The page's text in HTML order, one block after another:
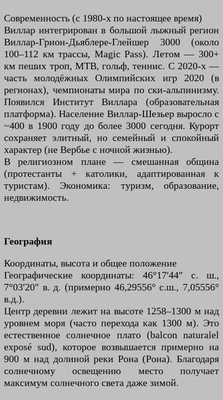
Современность (с 1980-х по настоящее время)
Виллар интегрирован в большой лыжный регион
Виллар-Грион-Дьяблере-Глейшер 3000 (около
100–112 км трассы, Magic Pass). Летом — 300+
км пеших троп, MTB, гольф, теннис. С 2020-х —
часть молодёжных Олимпийских игр 2020 (в
регионах), чемпионаты мира по ски-альпинизму.
Появился Институт Виллара (образовательная
платформа). Население Виллар-Шезьер выросло с
~400 в 1900 году до более 3000 сегодня. Курорт
сохраняет элитный, но семейный и спокойный
характер (не Вербье с ночной жизнью).
В религиозном плане — смешанная община
(протестанты + католики, адаптированная к
туристам). Экономика: туризм, образование,
недвижимость.
География
Координаты, высота и общее положение
Географические координаты: 46°17′44″ с. ш.,
7°03′20″ в. д. (примерно 46,29556° с.ш., 7,05556°
в.д.).
Центр деревни лежит на высоте 1258–1300 м над
уровнем моря (часто перехода как 1300 м). Это
естественное солнечное плато (balcon naturalel
exposé sud), которое возвышается примерно на
900 м над долиной реки Рона (Рона). Благодаря
солнечному освещению место получает
максимум солнечного света даже зимой.